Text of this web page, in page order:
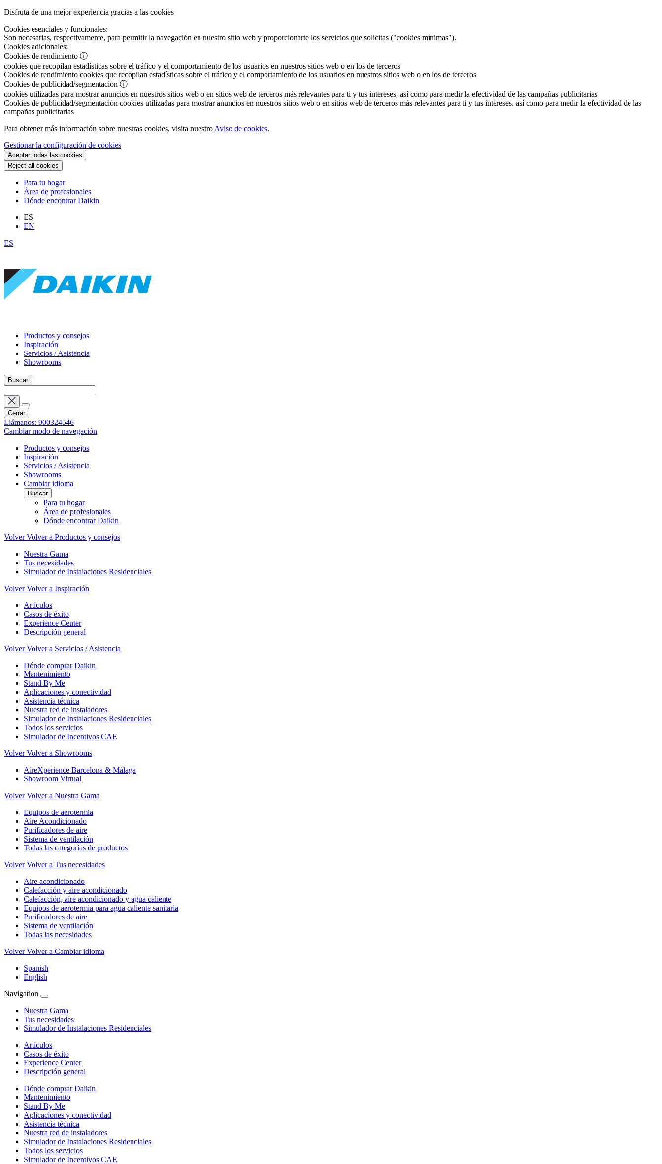
Disfruta de una mejor experiencia gracias a las cookies
Cookies esenciales y funcionales:
Son necesarias, respectivamente, para permitir la navegación en nuestro sitio web y proporcionarte los servicios que solicitas ("cookies mínimas").
Cookies adicionales:
Cookies de rendimiento ⓘ
cookies que recopilan estadísticas sobre el tráfico y el comportamiento de los usuarios en nuestros sitios web o en los de terceros
Cookies de rendimiento cookies que recopilan estadísticas sobre el tráfico y el comportamiento de los usuarios en nuestros sitios web o en los de terceros
Cookies de publicidad/segmentación ⓘ
cookies utilizadas para mostrar anuncios en nuestros sitios web o en sitios web de terceros más relevantes para ti y tus intereses, así como para medir la efectividad de las campañas publicitarias
Cookies de publicidad/segmentación cookies utilizadas para mostrar anuncios en nuestros sitios web o en sitios web de terceros más relevantes para ti y tus intereses, así como para medir la efectividad de las
campañas publicitarias
Para obtener más información sobre nuestras cookies, visita nuestro Aviso de cookies.
Gestionar la configuración de cookies
Aceptar todas las cookies
Reject all cookies
Para tu hogar
Área de profesionales
Dónde encontrar Daikin
ES
EN
ES
Productos y consejos
Inspiración
Servicios / Asistencia
Showrooms
Buscar
Cerrar
Llámanos: 900324546
Cambiar modo de navegación
Productos y consejos
Inspiración
Servicios / Asistencia
Showrooms
Cambiar idioma
Buscar
Para tu hogar
Área de profesionales
Dónde encontrar Daikin
Volver Volver a Productos y consejos
Nuestra Gama
Tus necesidades
Simulador de Instalaciones Residenciales
Volver Volver a Inspiración
Artículos
Casos de éxito
Experience Center
Descripción general
Volver Volver a Servicios / Asistencia
Dónde comprar Daikin
Mantenimiento
Stand By Me
Aplicaciones y conectividad
Asistencia técnica
Nuestra red de instaladores
Simulador de Instalaciones Residenciales
Todos los servicios
Simulador de Incentivos CAE
Volver Volver a Showrooms
AireXperience Barcelona & Málaga
Showroom Virtual
Volver Volver a Nuestra Gama
Equipos de aerotermia
Aire Acondicionado
Purificadores de aire
Sistema de ventilación
Todas las categorías de productos
Volver Volver a Tus necesidades
Aire acondicionado
Calefacción y aire acondicionado
Calefacción, aire acondicionado y agua caliente
Equipos de aerotermia para agua caliente sanitaria
Purificadores de aire
Sistema de ventilación
Todas las necesidades
Volver Volver a Cambiar idioma
Spanish
English
Navigation
Nuestra Gama
Tus necesidades
Simulador de Instalaciones Residenciales
Artículos
Casos de éxito
Experience Center
Descripción general
Dónde comprar Daikin
Mantenimiento
Stand By Me
Aplicaciones y conectividad
Asistencia técnica
Nuestra red de instaladores
Simulador de Instalaciones Residenciales
Todos los servicios
Simulador de Incentivos CAE